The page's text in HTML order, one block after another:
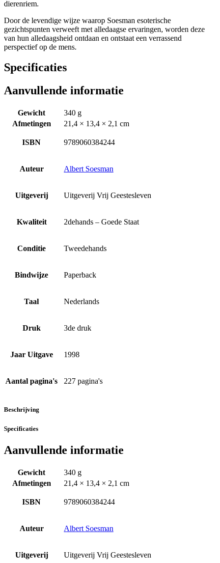
dierenriem.
Door de levendige wijze waarop Soesman esoterische
gezichtspunten verweeft met alledaagse ervaringen, worden deze
van hun alledaagsheid ontdaan en ontstaat een verrassend
perspectief op de mens.
Specificaties
Aanvullende informatie
Gewicht
340 g
Afmetingen
21,4 × 13,4 × 2,1 cm
ISBN 9789060384244
Auteur Albert Soesman
Uitgeverij Uitgeverij Vrij Geestesleven
Kwaliteit 2dehands – Goede Staat
Conditie Tweedehands
Bindwijze Paperback
Taal Nederlands
Druk 3de druk
Jaar Uitgave 1998
Aantal pagina's 227 pagina's
Beschrijving
Specificaties
Aanvullende informatie
Gewicht
340 g
Afmetingen
21,4 × 13,4 × 2,1 cm
ISBN 9789060384244
Auteur Albert Soesman
Uitgeverij Uitgeverij Vrij Geestesleven